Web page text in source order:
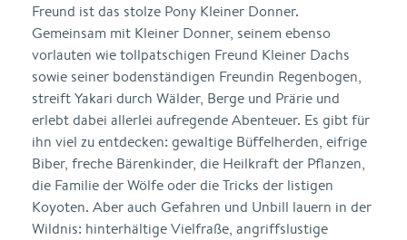
Freund ist das stolze Pony Kleiner Donner.
Gemeinsam mit Kleiner Donner, seinem ebenso
vorlauten wie tollpatschigen Freund Kleiner Dachs
sowie seiner bodenständigen Freundin Regenbogen,
streift Yakari durch Wälder, Berge und Prärie und
erlebt dabei allerlei aufregende Abenteuer. Es gibt für
ihn viel zu entdecken: gewaltige Büffelherden, eifrige
Biber, freche Bärenkinder, die Heilkraft der Pflanzen,
die Familie der Wölfe oder die Tricks der listigen
Koyoten. Aber auch Gefahren und Unbill lauern in der
Wildnis: hinterhältige Vielfraße, angriffslustige